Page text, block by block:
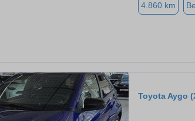
4.860 km
Toyota Aygo